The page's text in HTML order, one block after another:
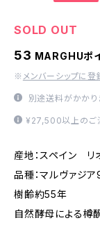
SOLD OUT
53 MARGHUポ
※ メンバーシップに登
別途送料がかかり
¥27,500以上のご
産地：スペイン リ
品種：マルヴァジ
樹齢約55年
自然酵母による樽